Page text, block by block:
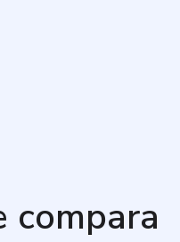
compara